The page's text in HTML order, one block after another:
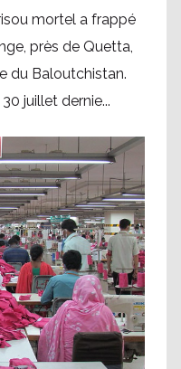
mortel a frappé
près de Quetta,
du Baloutchistan.
juillet dernie...